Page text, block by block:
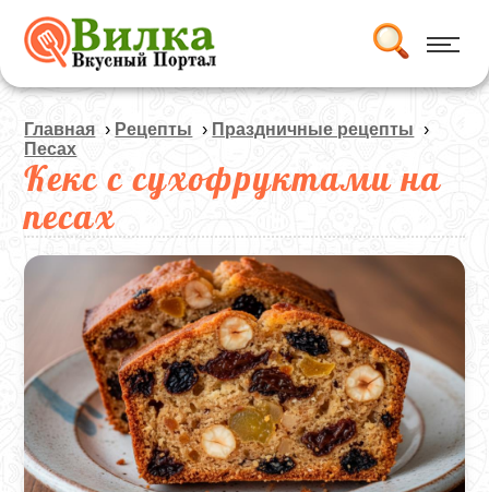
Главная › Рецепты › Праздничные рецепты ›
Песах
Кекс с сухофруктами на
песах